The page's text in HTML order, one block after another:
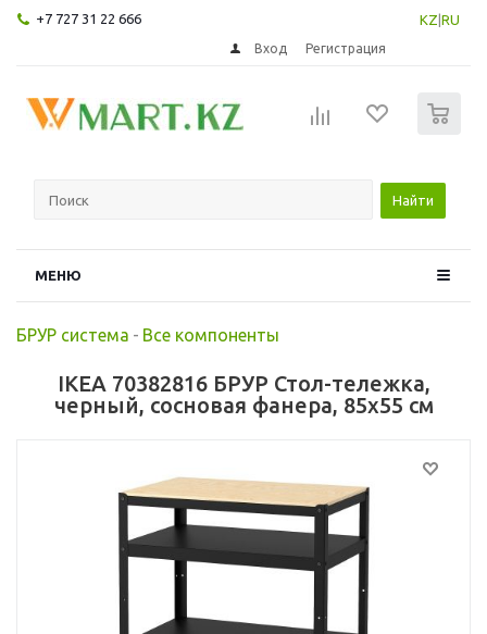
+7 727 31 22 666 KZ RU
Вход Регистрация
Найти
МЕНЮ
БРУР система - Все компоненты
IKEA 70382816 БРУР Стол-тележка,
черный, сосновая фанера, 85x55 см